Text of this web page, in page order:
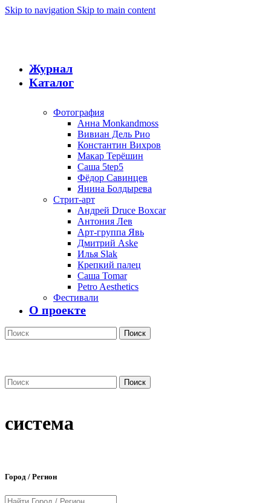
Skip to navigation Skip to main content
Журнал
Каталог
Фотография
Анна Monkandmoss
Вивиан Дель Рио
Константин Вихров
Макар Терёшин
Саша 5tep5
Фёдор Савинцев
Янина Болдырева
Стрит-арт
Андрей Druce Boxcar
Антония Лев
Арт-группа Явь
Дмитрий Aske
Илья Slak
Крепкий палец
Саша Tomar
Petro Aesthetics
Фестивали
О проекте
Поиск
Поиск
система
Город / Регион